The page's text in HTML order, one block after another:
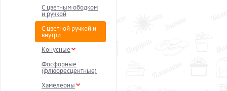
С цветным ободком
и ручкой
С цветной ручкой и
внутри
Конусные
Фосфорные
(флюоресцентные)
Хамелеоны